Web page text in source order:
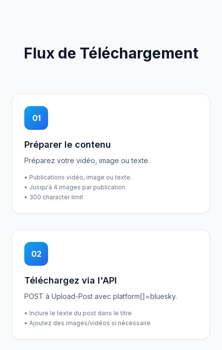
Flux de Téléchargement
01
Préparer le contenu
Préparez votre vidéo, image ou texte.
• Publications vidéo, image ou texte.
• Jusqu'à 4 images par publication
• 300 character limit
02
Téléchargez via l'API
POST à Upload-Post avec platform[]=bluesky.
• Inclure le texte du post dans le titre
• Ajoutez des images/vidéos si nécessaire